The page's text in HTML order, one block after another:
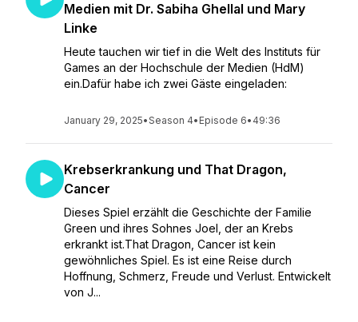
Medien mit Dr. Sabiha Ghellal und Mary
Linke
Heute tauchen wir tief in die Welt des Instituts für
Games an der Hochschule der Medien (HdM)
ein.Dafür habe ich zwei Gäste eingeladen:
January 29, 2025•Season 4• Episode 6• 49:36
Krebserkrankung und That Dragon,
Cancer
Dieses Spiel erzählt die Geschichte der Familie
Green und ihres Sohnes Joel, der an Krebs
erkrankt ist.That Dragon, Cancer ist kein
gewöhnliches Spiel. Es ist eine Reise durch
Hoffnung, Schmerz, Freude und Verlust. Entwickelt
von J...